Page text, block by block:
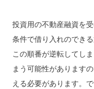
投資用の不動産融資を
条件で借り入れのでき
この順番が逆転してし
まう可能性があります
える必要があります。